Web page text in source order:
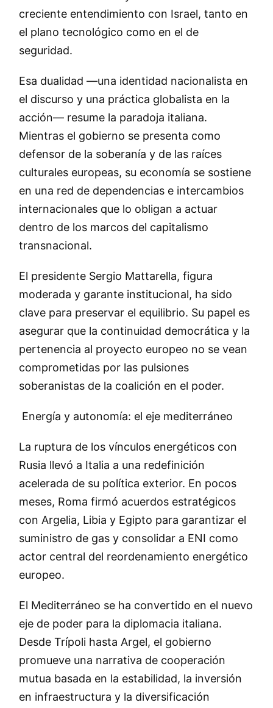
creciente entendimiento con Israel, tanto en
el plano tecnológico como en el de
seguridad.
Esa dualidad —una identidad nacionalista en
el discurso y una práctica globalista en la
acción— resume la paradoja italiana.
Mientras el gobierno se presenta como
defensor de la soberanía y de las raíces
culturales europeas, su economía se sostiene
en una red de dependencias e intercambios
internacionales que lo obligan a actuar
dentro de los marcos del capitalismo
transnacional.
El presidente Sergio Mattarella, figura
moderada y garante institucional, ha sido
clave para preservar el equilibrio. Su papel es
asegurar que la continuidad democrática y la
pertenencia al proyecto europeo no se vean
comprometidas por las pulsiones
soberanistas de la coalición en el poder.
Energía y autonomía: el eje mediterráneo
La ruptura de los vínculos energéticos con
Rusia llevó a Italia a una redefinición
acelerada de su política exterior. En pocos
meses, Roma firmó acuerdos estratégicos
con Argelia, Libia y Egipto para garantizar el
suministro de gas y consolidar a ENI como
actor central del reordenamiento energético
europeo.
El Mediterráneo se ha convertido en el nuevo
eje de poder para la diplomacia italiana.
Desde Trípoli hasta Argel, el gobierno
promueve una narrativa de cooperación
mutua basada en la estabilidad, la inversión
en infraestructura y la diversificación